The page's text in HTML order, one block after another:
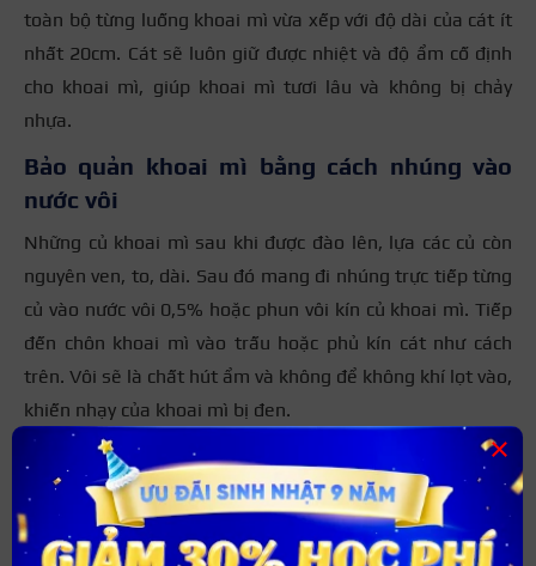
toàn bộ từng luống khoai mì vừa xếp với độ dài của cát ít
nhất 20cm. Cát sẽ luôn giữ được nhiệt và độ ẩm cố định
cho khoai mì, giúp khoai mì tươi lâu và không bị chảy
nhựa.
Bảo quản khoai mì bằng cách nhúng vào
nước vôi
Những củ khoai mì sau khi được đào lên, lựa các củ còn
nguyên ven, to, dài. Sau đó mang đi nhúng trực tiếp từng
củ vào nước vôi 0,5% hoặc phun vôi kín củ khoai mì. Tiếp
đến chôn khoai mì vào trấu hoặc phủ kín cát như cách
trên. Vôi sẽ là chất hút ẩm và không để không khí lọt vào,
khiến nhạy của khoai mì bị đen.
×